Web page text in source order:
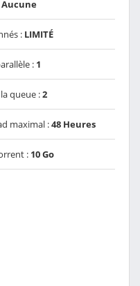
Aucune
: LIMITÉ
: 1
queue :2
maximal :48 Heures
: 10 Go